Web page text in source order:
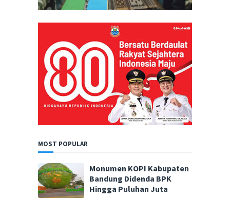
MOST POPULAR
Monumen KOPI Kabupaten
Bandung Didenda BPK
Hingga Puluhan Juta